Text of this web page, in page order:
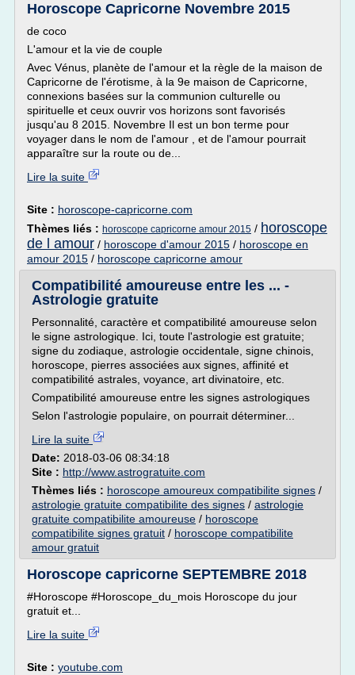
Horoscope Capricorne Novembre 2015
de coco
L'amour et la vie de couple
Avec Vénus, planète de l'amour et la règle de la maison de
Capricorne de l'érotisme, à la 9e maison de Capricorne,
connexions basées sur la communion culturelle ou
spirituelle et ceux ouvrir vos horizons sont favorisés
jusqu'au 8 2015. Novembre Il est un bon terme pour
voyager dans le nom de l'amour , et de l'amour pourrait
apparaître sur la route ou de...
Lire la suite
Site : horoscope-capricorne.com
Thèmes liés : horoscope capricorne amour 2015 / horoscope
de l amour / horoscope d'amour 2015 / horoscope en
amour 2015 / horoscope capricorne amour
Compatibilité amoureuse entre les ... -
Astrologie gratuite
Personnalité, caractère et compatibilité amoureuse selon
le signe astrologique. Ici, toute l'astrologie est gratuite;
signe du zodiaque, astrologie occidentale, signe chinois,
horoscope, pierres associées aux signes, affinité et
compatibilité astrales, voyance, art divinatoire, etc.
Compatibilité amoureuse entre les signes astrologiques
Selon l'astrologie populaire, on pourrait déterminer...
Lire la suite
Date: 2018-03-06 08:34:18
Site : http://www.astrogratuite.com
Thèmes liés : horoscope amoureux compatibilite signes /
astrologie gratuite compatibilite des signes / astrologie
gratuite compatibilite amoureuse / horoscope
compatibilite signes gratuit / horoscope compatibilite
amour gratuit
Horoscope capricorne SEPTEMBRE 2018
#Horoscope #Horoscope_du_mois Horoscope du jour
gratuit et...
Lire la suite
Site : youtube.com